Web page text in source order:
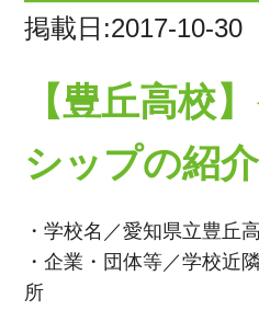
掲載日:2017-10-30
【豊丘高校
シップの紹
・学校名／愛知県立豊丘
・企業・団体等／学校近
所